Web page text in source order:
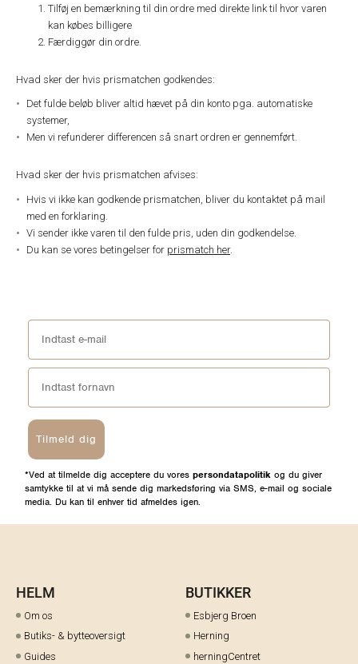
Tilføj en bemærkning til din ordre med direkte link til hvor varen
kan købes billigere
Færdiggør din ordre.
Hvad sker der hvis prismatchen godkendes:
Det fulde beløb bliver altid hævet på din konto pga. automatiske
systemer,
Men vi refunderer differencen så snart ordren er gennemført.
Hvad sker der hvis prismatchen afvises:
Hvis vi ikke kan godkende prismatchen, bliver du kontaktet på mail
med en forklaring.
Vi sender ikke varen til den fulde pris, uden din godkendelse.
Du kan se vores betingelser for prismatch her.
Tilmeld dig
*Ved at tilmelde dig acceptere du vores persondatapolitik og du giver
samtykke til at vi må sende dig markedsføring via SMS, e-mail og sociale
media. Du kan til enhver tid afmeldes igen.
HELM
Om os
Butiks- & bytteoversigt
Guides
BUTIKKER
Esbjerg Broen
Herning
herningCentret